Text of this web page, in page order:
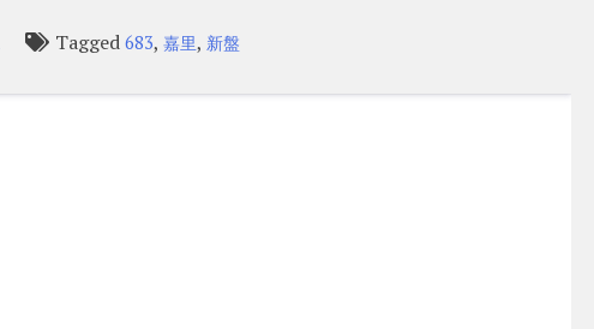
Tagged683,嘉里, 新盤